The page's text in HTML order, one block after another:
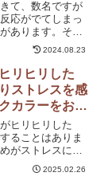
て、数名ですが
応がでてしまっ
あります。それ
になります。頭
ますが、頭皮だ
及びます。顔は
も...
2024.08.23
リヒリした
ストレスを感
カラーをおす
ヒリヒリした
ることはありま
がストレスにな
カラーで解決し
ーとは、頭皮に
2025.02.26